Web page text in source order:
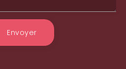
Envoyer